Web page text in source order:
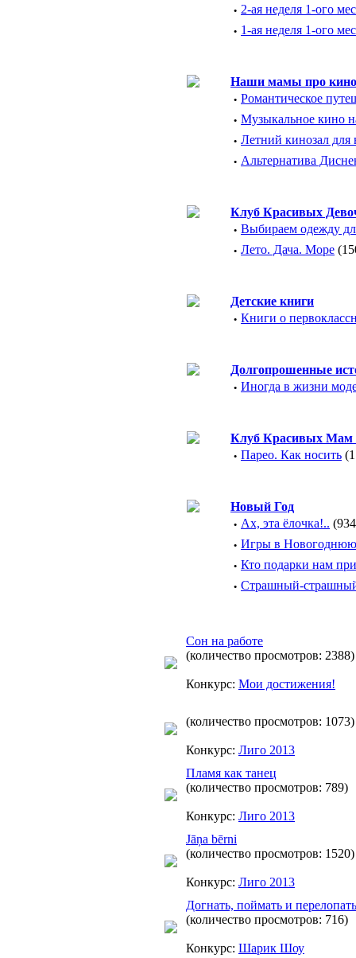
· 2-ая неделя 1-ого
· 1-ая неделя 1-ого
Наши мамы про кино
· Романтическое
· Музыкальное кино
· Летний кинозал для
· Альтернатива
Клуб Красивых
· Выбираем одежду
· Лето. Дача. Море
Детские книги
· Книги о
Долгопрошенные
· Иногда в жизни
Клуб Красивых Мам
· Парео. Как носить
Новый Год
· Ах, эта ёлочка!..
· Игры в
· Кто подарки нам
· Страшный-
Сон на работе
(количество просмотров: 2388)
Конкурс: Мои достижения!
(количество просмотров: 1073)
Конкурс: Лиго 2013
Пламя как танец
(количество просмотров: 789)
Конкурс: Лиго 2013
Jāņa bērni
(количество просмотров: 1520)
Конкурс: Лиго 2013
Догнать, поймать и перелопать
(количество просмотров: 716)
Конкурс: Шарик Шоу